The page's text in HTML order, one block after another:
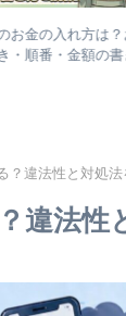
最新】レンタルキ
借りれた人の口コ
？違法性と対処法
違法性